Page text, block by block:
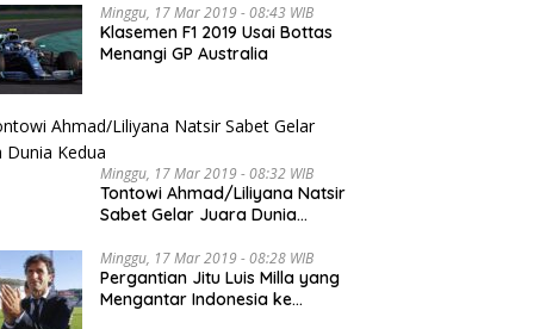
Minggu, 17 Mar 2019 - 08:43 WIB
Klasemen F1 2019 Usai Bottas
Menangi GP Australia
Minggu, 17 Mar 2019 - 08:32 WIB
Tontowi Ahmad/Liliyana Natsir
Sabet Gelar Juara Dunia
Minggu, 17 Mar 2019 - 08:28 WIB
Pergantian Jitu Luis Milla yang
Mengantar Indonesia ke